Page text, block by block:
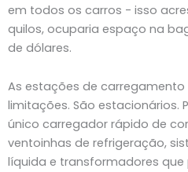
em todos os carros - isso
quilos, ocuparia espaço na
de dólares.
As estações de
limitações. São estacionários.
único carregador rápido de
ventoinhas de refrigeração,
líquida e transformadores